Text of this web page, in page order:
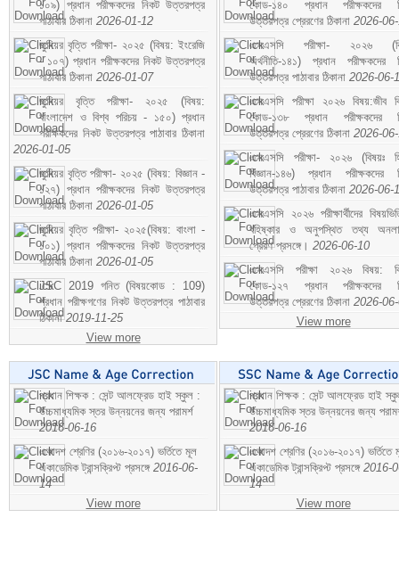
১০৯) প্রধান পরীক্ষকদের নিকট উত্তরপত্র
পাঠাবার ঠিকানা 2026-01-12
জুনিয়র বৃত্তি পরীক্ষা- ২০২৫ (বিষয়: ইংরেজি
- ১০৭) প্রধান পরীক্ষকদের নিকট উত্তরপত্র
পাঠাবার ঠিকানা 2026-01-07
জুনিয়র বৃত্তি পরীক্ষা- ২০২৫ (বিষয়:
বাংলাদেশ ও বিশ্ব পরিচয় - ১৫০) প্রধান
পরীক্ষকদের নিকট উত্তরপত্র পাঠাবার ঠিকানা
2026-01-05
জুনিয়র বৃত্তি পরীক্ষা- ২০২৫ (বিষয়: বিজ্ঞান -
১২৭) প্রধান পরীক্ষকদের নিকট উত্তরপত্র
পাঠাবার ঠিকানা 2026-01-05
জুনিয়র বৃত্তি পরীক্ষা- ২০২৫(বিষয়: বাংলা -
১০১) প্রধান পরীক্ষকদের নিকট উত্তরপত্র
পাঠাবার ঠিকানা 2026-01-05
JSC 2019 গনিত (বিষয়কোড : 109)
প্রধান পরীক্ষগণের নিকট উত্তরপত্র পাঠাবার
ঠিকানা2019-11-25
View more
কোড-১৪০ প্রধান পরীক্ষকদের
উত্তরপত্র প্রেরণের ঠিকানা 2026-
এসএসসি পরীক্ষা- ২০২৬
অর্থনীতি-১৪১) প্রধান পরীক্ষকদের
উত্তরপত্র পাঠাবার ঠিকানা 2026-06-
এসএসসি পরীক্ষা ২০২৬ বিষয়:জীব
কোড-১৩৮ প্রধান পরীক্ষকদের
উত্তরপত্র প্রেরণের ঠিকানা 2026-
এসএসসি পরীক্ষা- ২০২৬ (বিষয়ঃ
বিজ্ঞান-১৪৬) প্রধান পরীক্ষকদের
উত্তরপত্র পাঠাবার ঠিকানা 2026-06-
এসএসসি ২০২৬ পরীক্ষার্থীদের
বহিষ্কার ও অনুপস্থিত তথ্য
প্রেরণ প্রসঙ্গে। 2026-06-10
এসএসসি পরীক্ষা ২০২৬ বিষয়:
কোড-১২৭ প্রধান পরীক্ষকদের
উত্তরপত্র প্রেরণের ঠিকানা 2026-
View more
প্রধান শিক্ষক : সেন্ট আলফ্রেড হাই স্কুল :
উচ্চমাধ্যমিক স্তর উন্নয়নের জন্য পরামর্শ
2016-06-16
একাদশ শ্রেণির (২০১৬-২০১৭) ভর্তিতে মূল
একাডেমিক ট্রান্সক্রিপ্ট প্রসঙ্গে 2016-06-
14
View more
প্রধান শিক্ষক : সেন্ট আলফ্রেড হাই
উচ্চমাধ্যমিক স্তর উন্নয়নের জন্য
2016-06-16
একাদশ শ্রেণির (২০১৬-২০১৭) ভর্তিতে
একাডেমিক ট্রান্সক্রিপ্ট প্রসঙ্গে 2016-
14
View more